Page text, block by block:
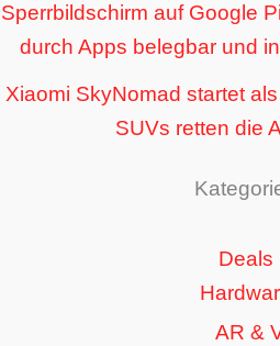
Sperrbildschirm auf Google
durch Apps belegbar und
Xiaomi SkyNomad startet
SUVs retten die
Deals
AR &